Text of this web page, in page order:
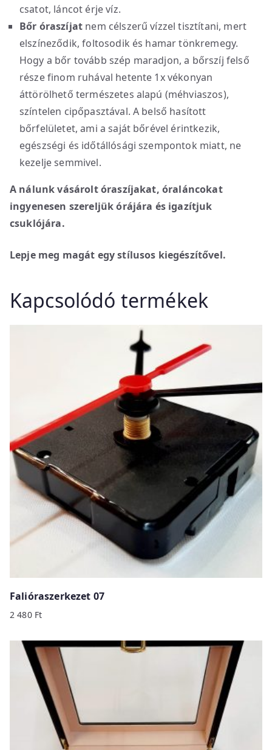
csatot, láncot érje víz.
Bőr óraszíjat nem célszerű vízzel tisztítani, mert
elszíneződik, foltosodik és hamar tönkremegy.
Hogy a bőr tovább szép maradjon, a bőrszíj felső
része finom ruhával hetente 1x vékonyan
áttörölhető természetes alapú (méhviaszos),
színtelen cipőpasztával. A belső hasított
bőrfelületet, ami a saját bőrével érintkezik,
egészségi és időtállósági szempontok miatt, ne
kezelje semmivel.
A nálunk vásárolt óraszíjakat, óraláncokat
ingyenesen szereljük órájára és igazítjuk
csuklójára.
Lepje meg magát egy stílusos kiegészítővel.
Kapcsolódó termékek
Falióraszerkezet 07
2 480 Ft